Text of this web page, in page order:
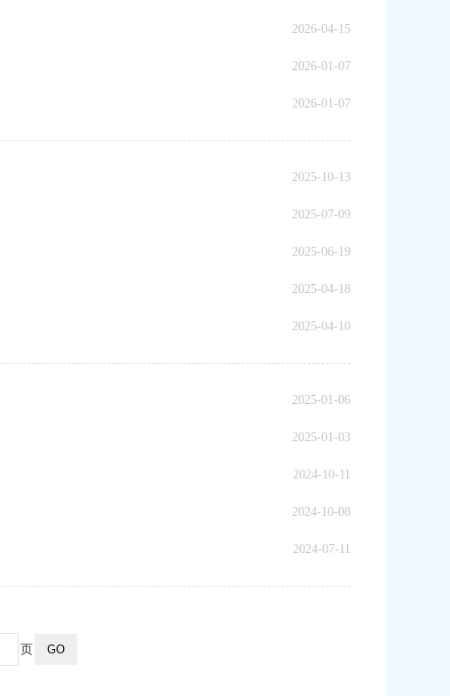
2026-04-15
2026-01-07
2026-01-07
2025-10-13
2025-07-09
2025-06-19
2025-04-18
2025-04-10
2025-01-06
2025-01-03
2024-10-11
2024-10-08
2024-07-11
页 GO